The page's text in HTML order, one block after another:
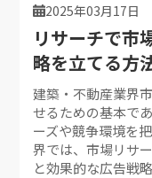
2025年03月17日
リサーチで市
略を立てる方
建築・不動産業界
せるための基本で
ーズや競争環境を
界では、市場リサ
と効果的な広告戦